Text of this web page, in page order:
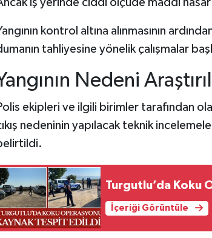
iş yerinde ciddi ölçüde maddi
kontrol altına alınmasının
tahliyesine yönelik çalışmalar
Nedeni
ekipleri ve ilgili birimler tarafından
nedeninin yapılacak teknik
Turgutlu’da Koku
İçeriği Görüntüle